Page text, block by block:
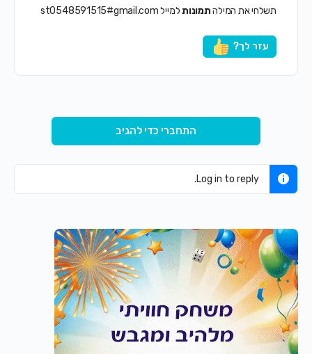
תשלחי את המילהתמונותלמייל st0548591515#gmail.com
עזר לך?
התחברי כדי להגיב
Log in to reply.